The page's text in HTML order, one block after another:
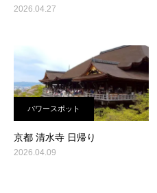
2026.04.27
パワースポット
京都 清水寺 日帰り
2026.04.09